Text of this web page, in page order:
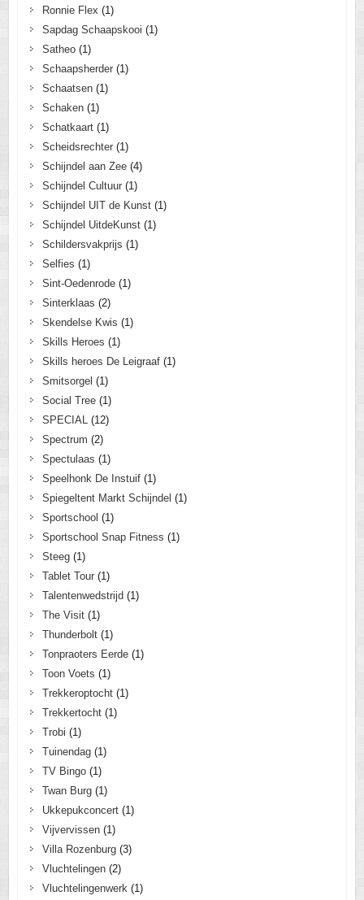
Ronnie Flex (1)
Sapdag Schaapskooi (1)
Satheo(1)
Schaapsherder(1)
Schaatsen(1)
Schaken(1)
Schatkaart(1)
Scheidsrechter(1)
Schijndel aan Zee(4)
Schijndel Cultuur(1)
Schijndel UIT de Kunst(1)
Schijndel UitdeKunst(1)
Schildersvakprijs (1)
Selfies (1)
Sint-Oedenrode(1)
Sinterklaas (2)
Skendelse Kwis (1)
Skills Heroes (1)
Skills heroes De Leigraaf(1)
Smitsorgel (1)
Social Tree(1)
SPECIAL(12)
Spectrum (2)
Spectulaas (1)
Speelhonk De Instuif(1)
Spiegeltent Markt Schijndel (1)
Sportschool (1)
Sportschool Snap Fitness (1)
Steeg(1)
Tablet Tour(1)
Talentenwedstrijd (1)
The Visit(1)
Thunderbolt(1)
Tonpraoters Eerde(1)
Toon Voets (1)
Trekkeroptocht(1)
Trekkertocht(1)
Trobi (1)
Tuinendag(1)
TV Bingo(1)
Twan Burg(1)
Ukkepukconcert(1)
Vijvervissen(1)
Villa Rozenburg(3)
Vluchtelingen(2)
Vluchtelingenwerk(1)